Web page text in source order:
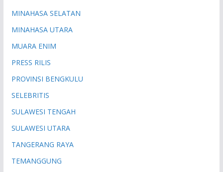
MINAHASA SELATAN
MINAHASA UTARA
MUARA ENIM
PRESS RILIS
PROVINSI BENGKULU
SELEBRITIS
SULAWESI TENGAH
SULAWESI UTARA
TANGERANG RAYA
TEMANGGUNG